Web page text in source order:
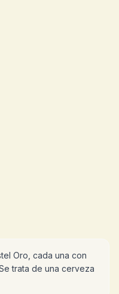
Oro, cada una con
trata de una cerveza